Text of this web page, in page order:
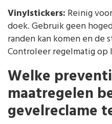
Vinylstickers: Reinig
doek. Gebruik geen
randen kan komen en de
Controleer regelmatig op
Welke
maatregelen
gevelreclame